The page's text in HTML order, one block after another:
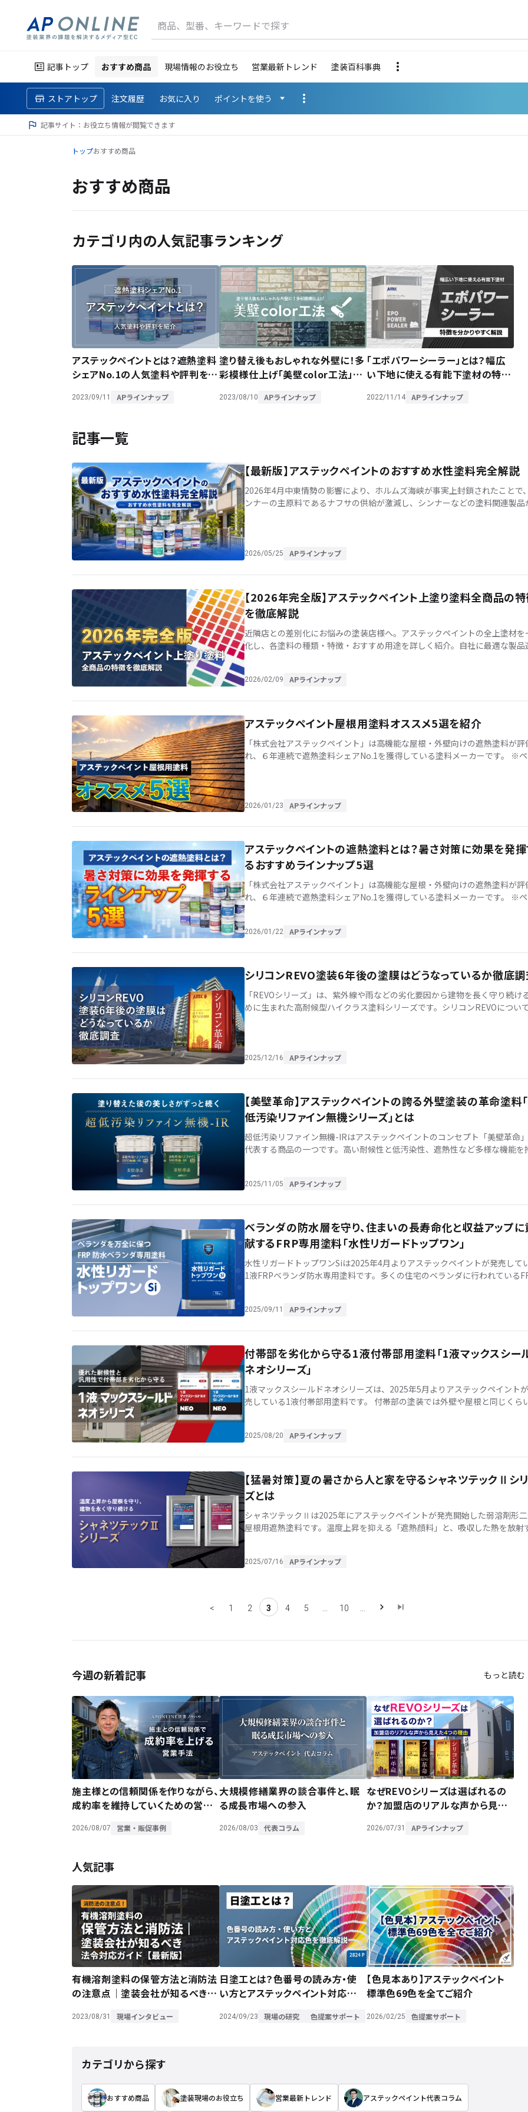
商品、型番、キーワードで探す
記事トップ おすすめ商品 現場情報のお役立ち 営業最新トレンド 塗装百科事典
ストアトップ 注文履歴 お気に入り ポイントを使う
記事サイト：お役立ち情報が閲覧できます
トップおすすめ商品
おすすめ商品
カテゴリ内の人気記事ランキング
アステックペイントとは？遮熱塗料
シェアNo.1の人気塗料や評判を紹
2023/09/11 APラインナップ
塗り替え後もおしゃれな外壁に！多
彩模様仕上げ「美壁color工法」と
2023/08/10 APラインナップ
「エポパワーシーラー」とは？幅広
い下地に使える有能下塗材の特徴
2022/11/14 APラインナップ
記事一覧
【最新版】アステックペイントのおすすめ水性塗料完全解説
2026年4月中東情勢の影響により、ホルムズ海峡が事実上封鎖されたことで
ンナーの主原料であるナフサの供給が激減し、シンナーなどの塗料関連製品
2026/05/25 APラインナップ
【2026年完全版】アステックペイント上塗り塗料全商品の
を徹底解説
近隣店との差別化にお悩みの塗装店様へ。アステックペイントの全上塗材を
化し、各塗料の種類・特徴・おすすめ用途を詳しく紹介。自社に最適な製品
2026/02/09 APラインナップ
アステックペイント屋根用塗料オススメ5選を紹介
「株式会社アステックペイント」は高機能な屋根・外壁向けの遮熱塗料が評
れ、６年連続で遮熱塗料シェアNo.1を獲得している塗料メーカーです。 ※
2026/01/23 APラインナップ
アステックペイントの遮熱塗料とは？暑さ対策に効果を発
るおすすめラインナップ5選
「株式会社アステックペイント」は高機能な屋根・外壁向けの遮熱塗料が評
れ、６年連続で遮熱塗料シェアNo.1を獲得している塗料メーカーです。 ※
2026/01/22 APラインナップ
シリコンREVO塗装6年後の塗膜はどうなっているか徹底
「REVOシリーズ」は、紫外線や雨などの劣化要因から建物を長く守り続け
めに生まれた高耐候型ハイクラス塗料シリーズです。シリコンREVOについて
2025/12/16 APラインナップ
【美壁革命】アステックペイントの誇る外壁塗装の革命塗料
低汚染リファイン無機シリーズ」とは
超低汚染リファイン無機-IRはアステックペイントのコンセプト「美壁革命
代表する商品の一つです。高い耐候性と低汚染性、遮熱性など多様な機能を
2025/11/05 APラインナップ
ベランダの防水層を守り、住まいの長寿命化と収益アップに
献するFRP専用塗料「水性リガードトップワン」
水性リガードトップワンSiは2025年4月よりアステックペイントが発売して
1液FRPベランダ防水専用塗料です。多くの住宅のベランダに行われている
2025/09/11 APラインナップ
付帯部を劣化から守る1液付帯部用塗料「1液マックスシー
ネオシリーズ」
1液マックスシールドネオシリーズは、2025年5月よりアステックペイント
売している1液付帯部用塗料です。 付帯部の塗装では外壁や屋根と同じくら
2025/08/20 APラインナップ
【猛暑対策】夏の暑さから人と家を守るシャネツテックⅡシ
ズとは
シャネツテックⅡは2025年にアステックペイントが発売開始した弱溶剤形
屋根用遮熱塗料です。温度上昇を抑える「遮熱顔料」と、吸収した熱を放射
2025/07/16 APラインナップ
< 1 2 3 4 5 10
今週の新着記事 もっと読む
施主様との信頼関係を作りながら、
成約率を維持していくための営業
2026/08/07 営業・販促事例
大規模修繕業界の談合事件と、眠
る成長市場への参入
2026/08/03 代表コラム
なぜREVOシリーズは選ばれるの
か？加盟店のリアルな声から見え
2026/07/31 APラインナップ
人気記事
有機溶剤塗料の保管方法と消防法
の注意点｜塗装会社が知るべき法
2023/08/31 現場インタビュー
日塗工とは？色番号の読み方・使
い方とアステックペイント対応色を
2024/09/23 現場の研究 色提案サポート
【色見本あり】アステックペイント
標準色69色を全てご紹介
2026/02/25 色提案サポート
カテゴリから探す
おすすめ商品 塗装現場のお役立ち 営業最新トレンド アステックペイント代表コラム